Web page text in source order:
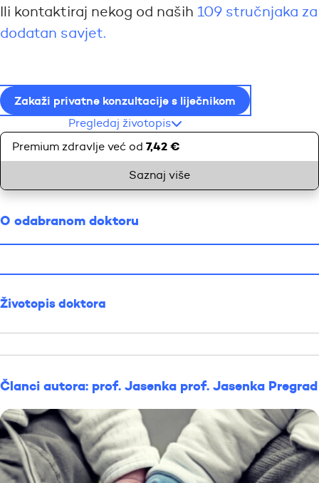
Ili kontaktiraj nekog od naših 109 stručnjaka za
dodatan savjet.
Zakaži privatne konzultacije s liječnikom
Pregledaj životopis
Premium zdravlje već od 7,42 €
Saznaj više
O odabranom doktoru
Životopis doktora
Članci autora: prof. Jasenka prof. Jasenka Pregrad